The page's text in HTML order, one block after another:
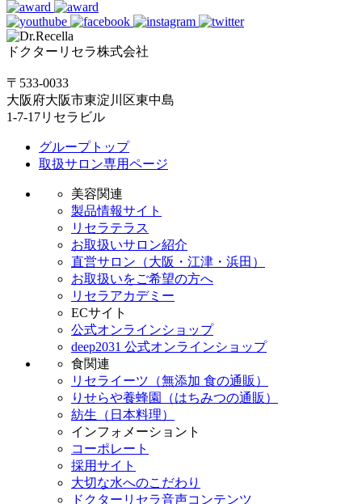
ドクターリセラ株式会社
〒533-0033
大阪府大阪市東淀川区東中島
1-7-17リセラビル
グループトップ
取扱サロン専用ページ
美容関連
製品情報サイト
リセラテラス
お取扱いサロン紹介
直営サロン（大阪・江津・浜田）
お取扱いをご希望の方へ
リセラアカデミー
ECサイト
公式オンラインショップ
deep2031 公式オンラインショップ
食関連
リセライーツ（無添加 食の通販）
りせらや養蜂園（はちみつの通販）
紡生（日本料理）
インフォメーショント
コーポレート
採用サイト
大切な水へのこだわり
ドクターリセラ音声コンテンツ